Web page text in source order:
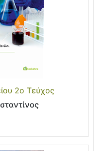
2ο Τεύχος